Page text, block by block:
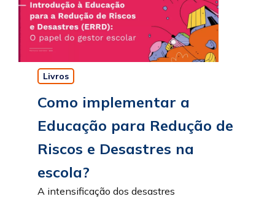
Livros
Como implementar a
Educação para Redução de
Riscos e Desastres na
escola?
A intensificação dos desastres